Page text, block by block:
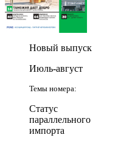
Новый выпуск
Июль-август
Темы номера:
Статус
параллельного
импорта